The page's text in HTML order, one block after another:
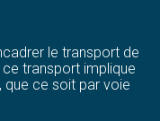
le transport de
transport implique
que ce soit par voie